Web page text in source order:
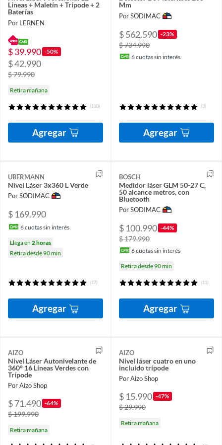
Líneas + Maletín + Trípode + 2
Baterías
Por LERNEN
$ 39.990 -50%
$ 42.990
$ 79.990
Retira mañana
(110)
Agregar
Mm
Por SODIMAC
$ 562.590 -23%
$ 734.990
6cuotas sin interés
(3)
Agregar
UBERMANN
Nivel Láser 3x360 L Verde
Por SODIMAC
$ 169.990
6cuotas sin interés
Llega en 2 horas
Retira desde 90 min
(17)
Agregar
BOSCH
Medidor láser GLM 50-27 C,
50 alcance metros, con
Bluetooth
Por SODIMAC
$ 100.990 -44%
$ 179.990
6cuotas sin interés
Retira desde 90 min
(11)
Agregar
AIZO
Nivel Láser Autonivelante de
360° 16 Líneas Verdes con
Trípode
Por Aizo Shop
$ 71.490 -64%
$ 199.990
Retira mañana
AIZO
Nivel láser cuatro en uno
incluido trípode
Por Aizo Shop
$ 15.990 -47%
$ 29.990
Retira mañana